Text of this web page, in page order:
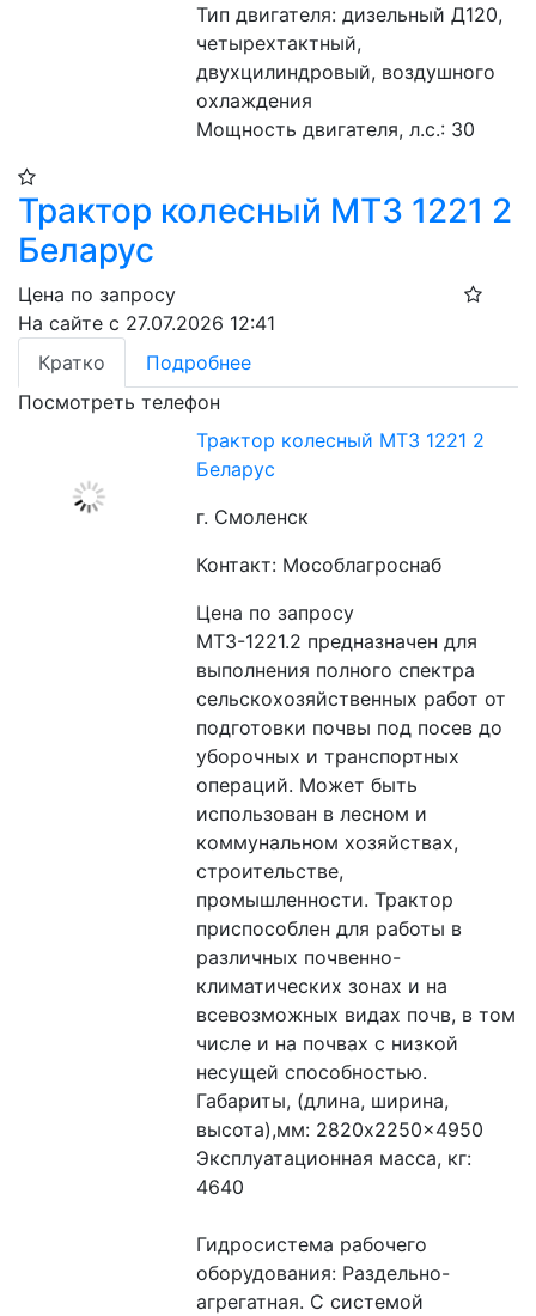
Тип двигателя: дизельный Д120,
четырехтактный,
двухцилиндровый, воздушного
охлаждения
Мощность двигателя, л.с.: 30
Трактор колесный МТЗ 1221 2
Беларус
Цена по запросу
На сайте с 27.07.2026 12:41
Кратко
Подробнее
Посмотреть телефон
Трактор колесный МТЗ 1221 2
Беларус
г. Смоленск
Контакт: Мособлагроснаб
Цена по запросу
МТЗ-1221.2 предназначен для
выполнения полного спектра
сельскохозяйственных работ от
подготовки почвы под посев до
уборочных и транспортных
операций. Может быть
использован в лесном и
коммунальном хозяйствах,
строительстве,
промышленности. Трактор
приспособлен для работы в
различных почвенно-
климатических зонах и на
всевозможных видах почв, в том
числе и на почвах с низкой
несущей способностью.
Габариты, (длина, ширина,
высота),мм: 2820x2250x4950
Эксплуатационная масса, кг:
4640
Гидросистема рабочего
оборудования: Раздельно-
агрегатная. С системой